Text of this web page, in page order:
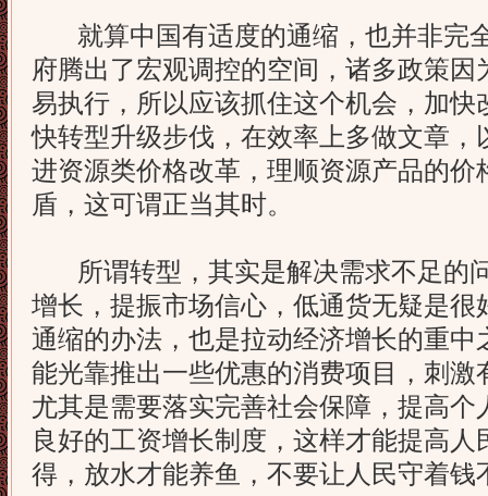
就算中国有适度的通缩，也并非完
府腾出了宏观调控的空间，诸多政策
易执行，所以应该抓住这个机会，加
快转型升级步伐，在效率上多做文章，
进资源类价格改革，理顺资源产品的价
盾，这可谓正当其时。
所谓转型，其实是解决需求不足的
增长，提振市场信心，低通货无疑是很
通缩的办法，也是拉动经济增长的重中
能光靠推出一些优惠的消费项目，刺激
尤其是需要落实完善社会保障，提高
良好的工资增长制度，这样才能提高
得，放水才能养鱼，不要让人民守着钱